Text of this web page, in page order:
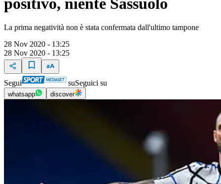
La prima negatività non è stata confermata dall'ultimo tampone
28 Nov 2020 - 13:25
28 Nov 2020 - 13:25
Segui suSeguici su
whatsapp discover